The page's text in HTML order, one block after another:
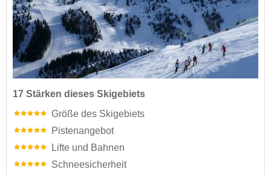
17 Stärken dieses Skigebiets
Größe des Skigebiets
Pistenangebot
Lifte und Bahnen
Schneesicherheit